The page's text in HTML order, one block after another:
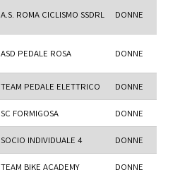
A.S. ROMA CICLISMO SSDRL DONNE
ASD PEDALE ROSA DONNE
TEAM PEDALE ELETTRICO DONNE
SC FORMIGOSA DONNE
SOCIO INDIVIDUALE 4 DONNE
TEAM BIKE ACADEMY DONNE